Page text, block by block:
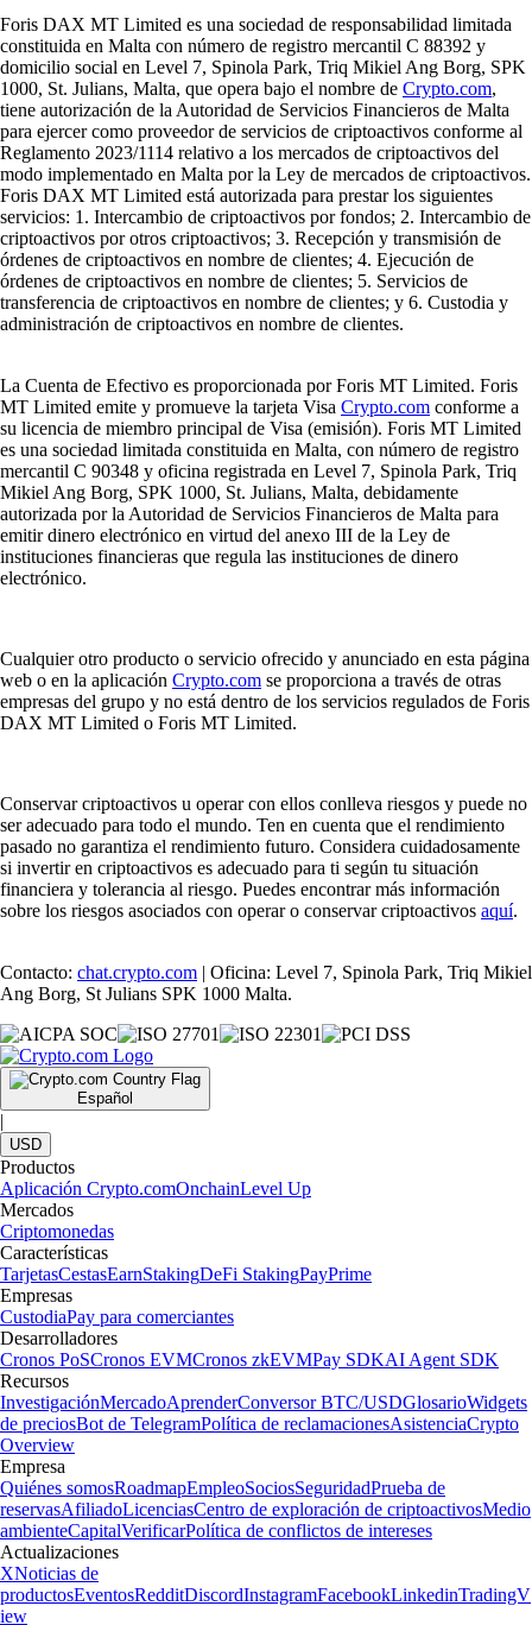
Foris DAX MT Limited es una sociedad de responsabilidad limitada
constituida en Malta con número de registro mercantil C 88392 y
domicilio social en Level 7, Spinola Park, Triq Mikiel Ang Borg, SPK
1000, St. Julians, Malta, que opera bajo el nombre de Crypto.com,
tiene autorización de la Autoridad de Servicios Financieros de Malta
para ejercer como proveedor de servicios de criptoactivos conforme al
Reglamento 2023/1114 relativo a los mercados de criptoactivos del
modo implementado en Malta por la Ley de mercados de criptoactivos.
Foris DAX MT Limited está autorizada para prestar los siguientes
servicios: 1. Intercambio de criptoactivos por fondos; 2. Intercambio de
criptoactivos por otros criptoactivos; 3. Recepción y transmisión de
órdenes de criptoactivos en nombre de clientes; 4. Ejecución de
órdenes de criptoactivos en nombre de clientes; 5. Servicios de
transferencia de criptoactivos en nombre de clientes; y 6. Custodia y
administración de criptoactivos en nombre de clientes.
La Cuenta de Efectivo es proporcionada por Foris MT Limited. Foris
MT Limited emite y promueve la tarjeta Visa Crypto.com conforme a
su licencia de miembro principal de Visa (emisión). Foris MT Limited
es una sociedad limitada constituida en Malta, con número de registro
mercantil C 90348 y oficina registrada en Level 7, Spinola Park, Triq
Mikiel Ang Borg, SPK 1000, St. Julians, Malta, debidamente
autorizada por la Autoridad de Servicios Financieros de Malta para
emitir dinero electrónico en virtud del anexo III de la Ley de
instituciones financieras que regula las instituciones de dinero
electrónico.
Cualquier otro producto o servicio ofrecido y anunciado en esta página
web o en la aplicación Crypto.com se proporciona a través de otras
empresas del grupo y no está dentro de los servicios regulados de Foris
DAX MT Limited o Foris MT Limited.
Conservar criptoactivos u operar con ellos conlleva riesgos y puede no
ser adecuado para todo el mundo. Ten en cuenta que el rendimiento
pasado no garantiza el rendimiento futuro. Considera cuidadosamente
si invertir en criptoactivos es adecuado para ti según tu situación
financiera y tolerancia al riesgo. Puedes encontrar más información
sobre los riesgos asociados con operar o conservar criptoactivos aquí.
Contacto: chat.crypto.com | Oficina: Level 7, Spinola Park, Triq Mikiel
Ang Borg, St Julians SPK 1000 Malta.
Español
|
USD
Productos
Aplicación Crypto.comOnchainLevel Up
Mercados
Criptomonedas
Características
TarjetasCestasEarnStakingDeFi StakingPayPrime
Empresas
CustodiaPay para comerciantes
Desarrolladores
Cronos PoSCronos EVMCronos zkEVMPay SDKAI Agent SDK
Recursos
InvestigaciónMercadoAprenderConversor BTC/USDGlosarioWidgets
de preciosBot de TelegramPolítica de reclamacionesAsistenciaCrypto
Overview
Empresa
Quiénes somosRoadmapEmpleoSociosSeguridadPrueba de
reservasAfiliadoLicenciasCentro de exploración de criptoactivosMedio
ambienteCapitalVerificarPolítica de conflictos de intereses
Actualizaciones
XNoticias de
productosEventosRedditDiscordInstagramFacebookLinkedinTradingV
iew